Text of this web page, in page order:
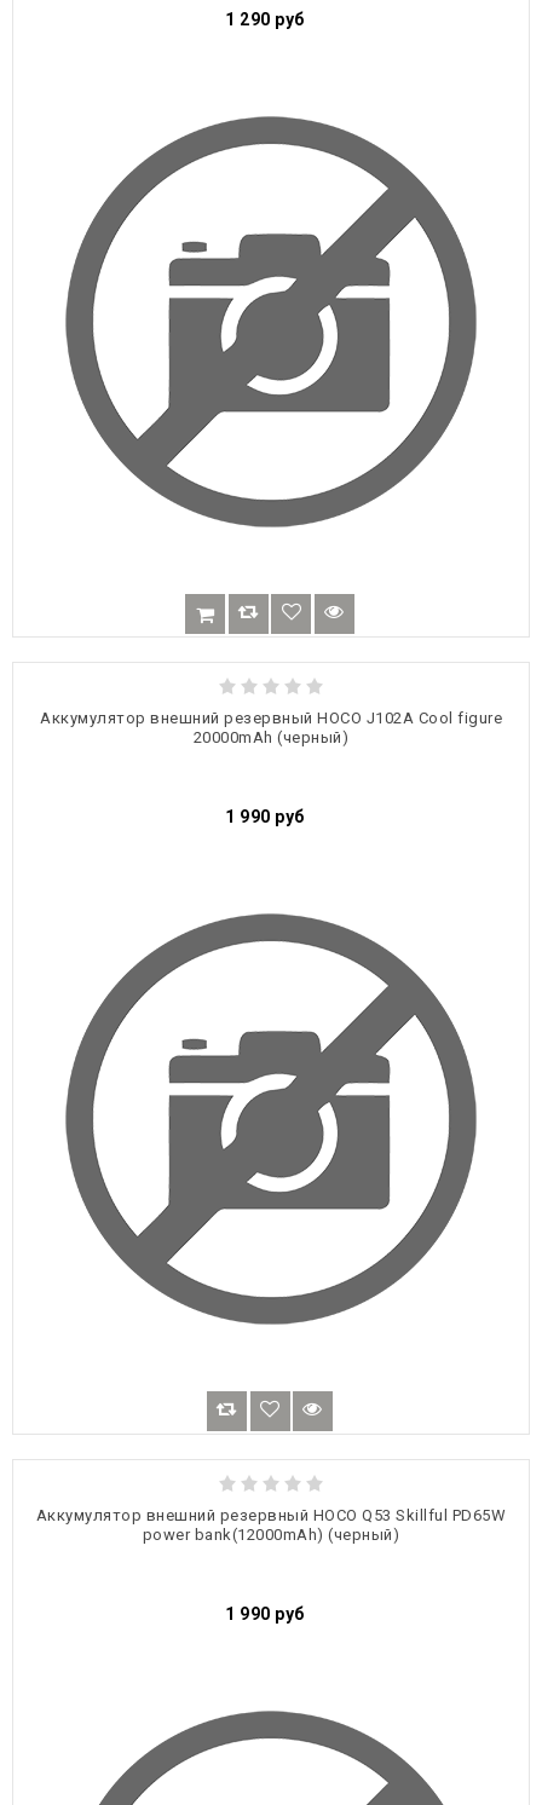
1 290 руб
Аккумулятор внешний резервный HOCO J102A Cool figure
20000mAh (черный)
1 990 руб
Аккумулятор внешний резервный HOCO Q53 Skillful PD65W
power bank(12000mAh) (черный)
1 990 руб